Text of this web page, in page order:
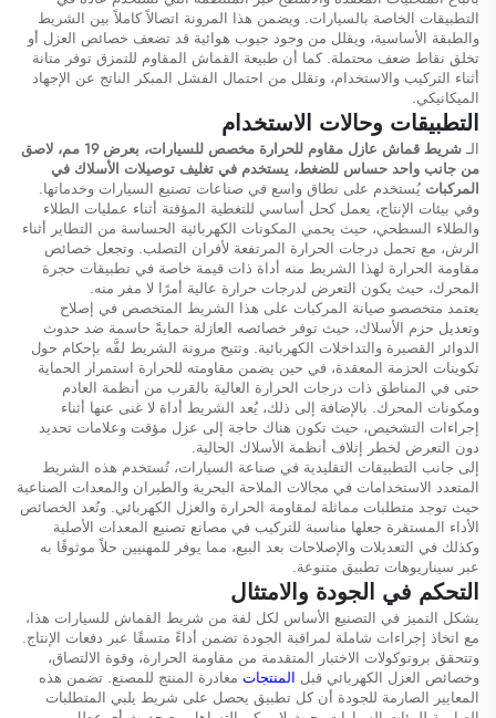
التطبيقات الخاصة بالسيارات. ويضمن هذا المرونة اتصالاً كاملاً بين الشريط
والطبقة الأساسية، ويقلل من وجود جيوب هوائية قد تضعف خصائص العزل أو
تخلق نقاط ضعف محتملة. كما أن طبيعة القماش المقاوم للتمزق توفر متانة
أثناء التركيب والاستخدام، وتقلل من احتمال الفشل المبكر الناتج عن الإجهاد
الميكانيكي.
التطبيقات وحالات الاستخدام
الـ
شريط قماش عازل مقاوم للحرارة مخصص للسيارات، بعرض 19 مم، لاصق
من جانب واحد حساس للضغط، يستخدم في تغليف توصيلات الأسلاك في
المركبات يُستخدم على نطاق واسع في صناعات تصنيع السيارات وخدماتها.
وفي بيئات الإنتاج، يعمل كحل أساسي للتغطية المؤقتة أثناء عمليات الطلاء
والطلاء السطحي، حيث يحمي المكونات الكهربائية الحساسة من التطاير أثناء
الرش، مع تحمل درجات الحرارة المرتفعة لأفران التصلب. وتجعل خصائص
مقاومة الحرارة لهذا الشريط منه أداة ذات قيمة خاصة في تطبيقات حجرة
المحرك، حيث يكون التعرض لدرجات حرارة عالية أمرًا لا مفر منه.
يعتمد متخصصو صيانة المركبات على هذا الشريط المتخصص في إصلاح
وتعديل حزم الأسلاك، حيث توفر خصائصه العازلة حمايةً حاسمة ضد حدوث
الدوائر القصيرة والتداخلات الكهربائية. وتتيح مرونة الشريط لفَّه بإحكام حول
تكوينات الحزمة المعقدة، في حين يضمن مقاومته للحرارة استمرار الحماية
حتى في المناطق ذات درجات الحرارة العالية بالقرب من أنظمة العادم
ومكونات المحرك. بالإضافة إلى ذلك، يُعد الشريط أداة لا غنى عنها أثناء
إجراءات التشخيص، حيث تكون هناك حاجة إلى عزل مؤقت وعلامات تحديد
دون التعرض لخطر إتلاف أنظمة الأسلاك الحالية.
إلى جانب التطبيقات التقليدية في صناعة السيارات، تُستخدم هذه الشريط
المتعدد الاستخدامات في مجالات الملاحة البحرية والطيران والمعدات الصناعية
حيث توجد متطلبات مماثلة لمقاومة الحرارة والعزل الكهربائي. وتُعد الخصائص
الأداء المستقرة جعلها مناسبة للتركيب في مصانع تصنيع المعدات الأصلية
وكذلك في التعديلات والإصلاحات بعد البيع، مما يوفر للمهنيين حلاً موثوقًا به
عبر سيناريوهات تطبيق متنوعة.
التحكم في الجودة والامتثال
يشكل التميز في التصنيع الأساس لكل لفة من شريط القماش للسيارات هذا،
مع اتخاذ إجراءات شاملة لمراقبة الجودة تضمن أداءً متسقًا عبر دفعات الإنتاج.
وتتحقق بروتوكولات الاختبار المتقدمة من مقاومة الحرارة، وقوة الالتصاق،
وخصائص العزل الكهربائي قبل المنتجات مغادرة المنتج للمصنع. تضمن هذه
المعايير الصارمة للجودة أن كل تطبيق يحصل على شريط يلبي المتطلبات